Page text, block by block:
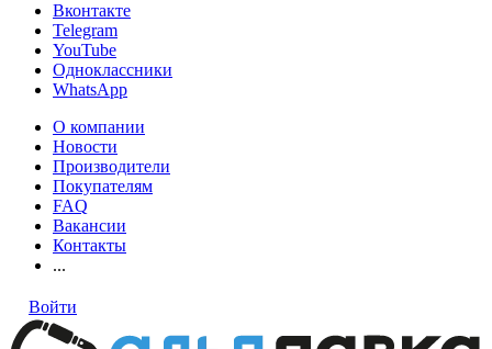
Вконтакте
Telegram
YouTube
Одноклассники
WhatsApp
О компании
Новости
Производители
Покупателям
FAQ
Вакансии
Контакты
...
Войти